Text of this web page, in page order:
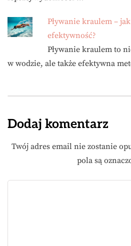
Pływanie kraulem –
efektywność?
Pływanie kraulem to
w wodzie, ale także efektywna
Dodaj komentarz
Twój adres email nie zostanie
pola są